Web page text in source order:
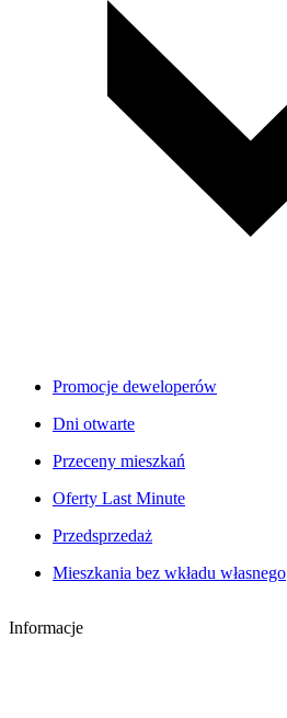
Promocje deweloperów
Dni otwarte
Przeceny mieszkań
Oferty Last Minute
Przedsprzedaż
Mieszkania bez wkładu własnego
Informacje